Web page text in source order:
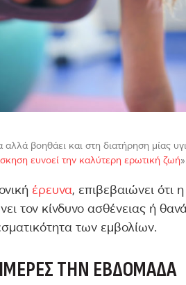
βοηθάει και στη διατήρηση μίας
ευνοεί την καλύτερη ερωτική ζωή».
έρευνα, επιβεβαιώνει ότι
τον κίνδυνο ασθένειας ή
των εμβολίων.
ΤΗΝ ΕΒΔΟΜΆΔΑ